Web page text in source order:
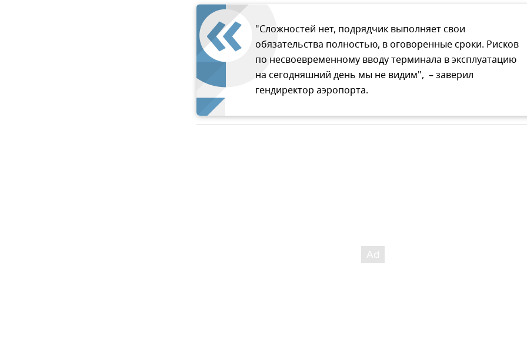
"Сложностей нет, подрядчик выполняет свои
обязательства полностью, в оговоренные сроки. Рисков
по несвоевременному вводу терминала в эксплуатацию
на сегодняшний день мы не видим", – заверил
гендиректор аэропорта.